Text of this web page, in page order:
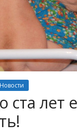
Новости
ста лет